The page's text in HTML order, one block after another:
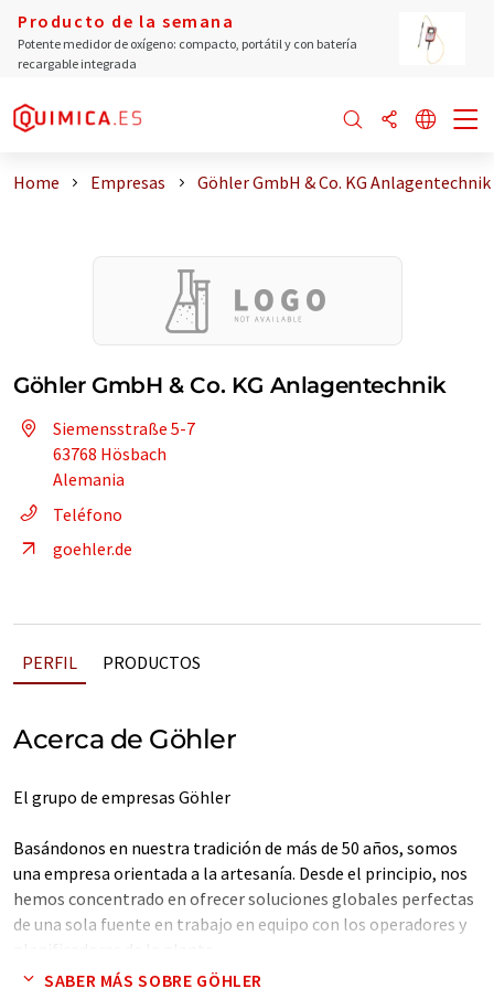
Producto de la semana
Potente medidor de oxígeno: compacto, portátil y con batería
recargable integrada
Home Empresas Göhler GmbH & Co. KG Anlagentechnik
Göhler GmbH & Co. KG Anlagentechnik
Siemensstraße 5-7
63768 Hösbach
Alemania
Teléfono
goehler.de
PERFIL PRODUCTOS
Acerca de Göhler
El grupo de empresas Göhler
Basándonos en nuestra tradición de más de 50 años, somos
una empresa orientada a la artesanía. Desde el principio, nos
hemos concentrado en ofrecer soluciones globales perfectas
de una sola fuente en trabajo en equipo con los operadores y
SABER MÁS SOBRE GÖHLER